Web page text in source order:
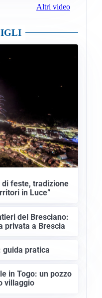
Altri video
feste, tradizione
in Luce”
del Bresciano:
privata a Brescia
guida pratica
in Togo: un pozzo
villaggio